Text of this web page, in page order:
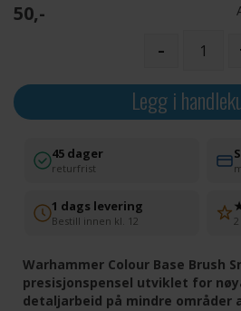
50,-
-
Legg i
45 dager
returfrist
1 dags levering
Bestill innen kl. 12
Warhammer Colour Base Brush
presisjonspensel utviklet for
detaljarbeid på mindre områder